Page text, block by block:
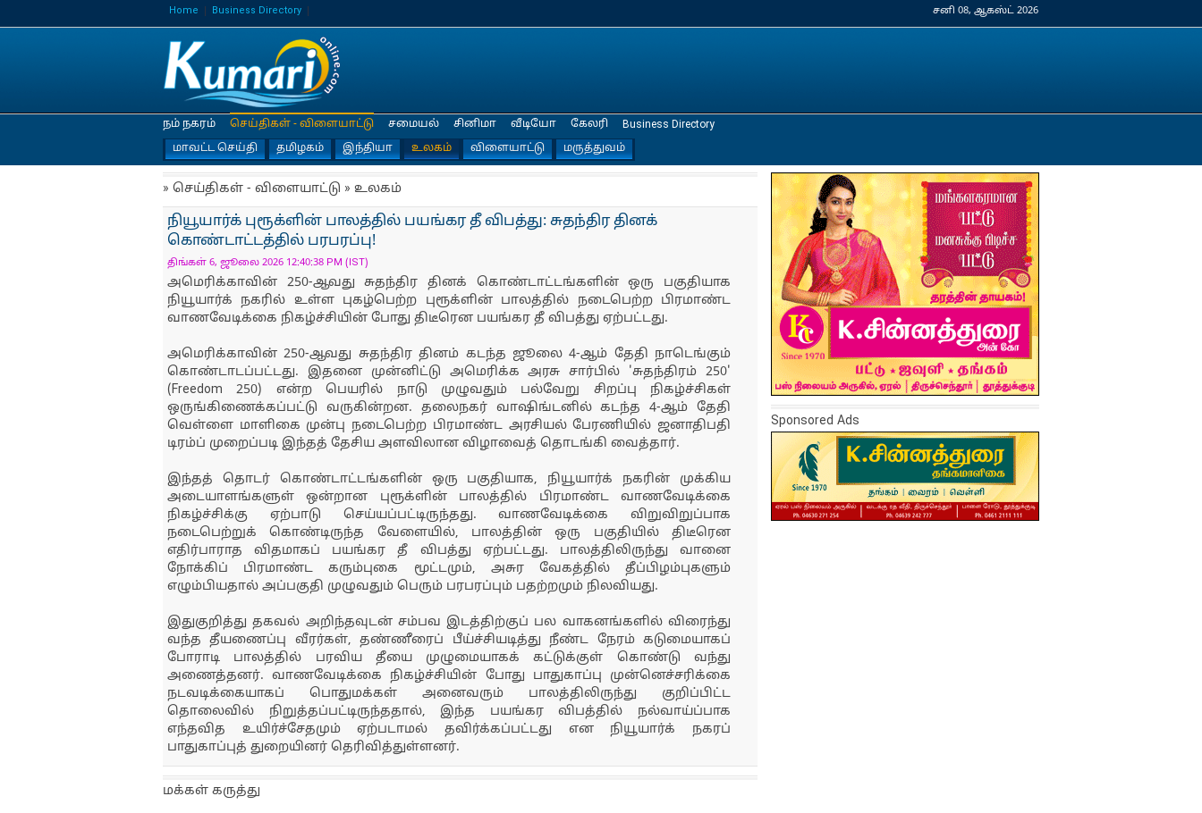
Home Business Directory சனி 08, ஆகஸ்ட் 2026
நம் நகரம்
செய்திகள் - விளையாட்டு
மாவட்ட செய்தி
தமிழகம் இந்தியா உலகம் விளையாட்டு மருத்துவம்
சமையல் சினிமா வீடியோ கேலரி Business Directory
» செய்திகள் - விளையாட்டு » உலகம்
நியூயார்க் புரூக்ளின் பாலத்தில் பயங்கர தீ விபத்து: சுதந்திர தினக்
கொண்டாட்டத்தில் பரபரப்பு!
திங்கள் 6, ஜூலை 2026 12:40:38 PM (IST)
அமெரிக்காவின் 250-ஆவது சுதந்திர தினக் கொண்டாட்டங்களின் ஒரு பகுதியாக
நியூயார்க் நகரில் உள்ள புகழ்பெற்ற புரூக்ளின் பாலத்தில் நடைபெற்ற பிரமாண்ட
வாணவேடிக்கை நிகழ்ச்சியின் போது திடீரென பயங்கர தீ விபத்து ஏற்பட்டது.
அமெரிக்காவின் 250-ஆவது சுதந்திர தினம் கடந்த ஜூலை 4-ஆம் தேதி நாடெங்கும்
கொண்டாடப்பட்டது. இதனை முன்னிட்டு அமெரிக்க அரசு சார்பில் 'சுதந்திரம் 250'
(Freedom 250) என்ற பெயரில் நாடு முழுவதும் பல்வேறு சிறப்பு நிகழ்ச்சிகள்
ஒருங்கிணைக்கப்பட்டு வருகின்றன. தலைநகர் வாஷிங்டனில் கடந்த 4-ஆம் தேதி
வெள்ளை மாளிகை முன்பு நடைபெற்ற பிரமாண்ட அரசியல் பேரணியில் ஜனாதிபதி
டிரம்ப் முறைப்படி இந்தத் தேசிய அளவிலான விழாவைத் தொடங்கி வைத்தார்.
இந்தத் தொடர் கொண்டாட்டங்களின் ஒரு பகுதியாக, நியூயார்க் நகரின் முக்கிய
அடையாளங்களுள் ஒன்றான புரூக்ளின் பாலத்தில் பிரமாண்ட வாணவேடிக்கை
நிகழ்ச்சிக்கு ஏற்பாடு செய்யப்பட்டிருந்தது. வாணவேடிக்கை விறுவிறுப்பாக
நடைபெற்றுக் கொண்டிருந்த வேளையில், பாலத்தின் ஒரு பகுதியில் திடீரென
எதிர்பாராத விதமாகப் பயங்கர தீ விபத்து ஏற்பட்டது. பாலத்திலிருந்து வானை
நோக்கிப் பிரமாண்ட கரும்புகை மூட்டமும், அசுர வேகத்தில் தீப்பிழம்புகளும்
எழும்பியதால் அப்பகுதி முழுவதும் பெரும் பரபரப்பும் பதற்றமும் நிலவியது.
இதுகுறித்து தகவல் அறிந்தவுடன் சம்பவ இடத்திற்குப் பல வாகனங்களில் விரைந்து
வந்த தீயணைப்பு வீரர்கள், தண்ணீரைப் பீய்ச்சியடித்து நீண்ட நேரம் கடுமையாகப்
போராடி பாலத்தில் பரவிய தீயை முழுமையாகக் கட்டுக்குள் கொண்டு வந்து
அணைத்தனர். வாணவேடிக்கை நிகழ்ச்சியின் போது பாதுகாப்பு முன்னெச்சரிக்கை
நடவடிக்கையாகப் பொதுமக்கள் அனைவரும் பாலத்திலிருந்து குறிப்பிட்ட
தொலைவில் நிறுத்தப்பட்டிருந்ததால், இந்த பயங்கர விபத்தில் நல்வாய்ப்பாக
எந்தவித உயிர்ச்சேதமும் ஏற்படாமல் தவிர்க்கப்பட்டது என நியூயார்க் நகரப்
பாதுகாப்புத் துறையினர் தெரிவித்துள்ளனர்.
மக்கள் கருத்து
Sponsored Ads